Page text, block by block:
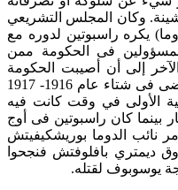
وكان المجلس التشريعي
يكره راسبوتين لدوره مع
فى الحكومة ممن
إلى أن أصيبت الحكومة
بالتصدع والتفكك وشارفت على الفوضى فى شتاء عام 1916- 1917
الأولى في وقت كانت فيه
بينما كان راسبوتين فى أوج
نائب الدوما بوريشكيفيتش
ديمتري بافلوفتش فنجحوا
يوسوبوف لقتله.